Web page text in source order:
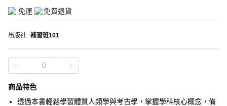
免運 免費退貨
出版社: 補習班101
商品特色
透過本書輕鬆學習體質人類學與考古學，掌握學科核心概念，備